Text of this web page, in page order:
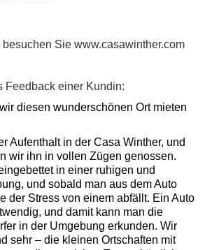
besuchen Sie www.casawinther.com
Feedback einer Kundin:
diesen wunderschönen Ort mieten
Aufenthalt in der Casa Winther, und
wir ihn in vollen Zügen genossen.
in einer ruhigen und
und sobald man aus dem Auto
der Stress von einem abfällt. Ein Auto
und damit kann man die
in der Umgebung erkunden. Wir
sehr – die kleinen Ortschaften mit